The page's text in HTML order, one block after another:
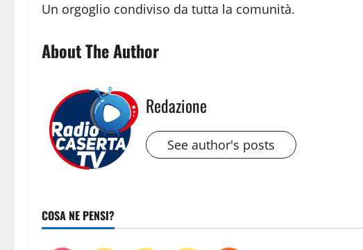
Un orgoglio condiviso da tutta la comunità.
About The Author
Redazione
See author's posts
COSA NE PENSI?